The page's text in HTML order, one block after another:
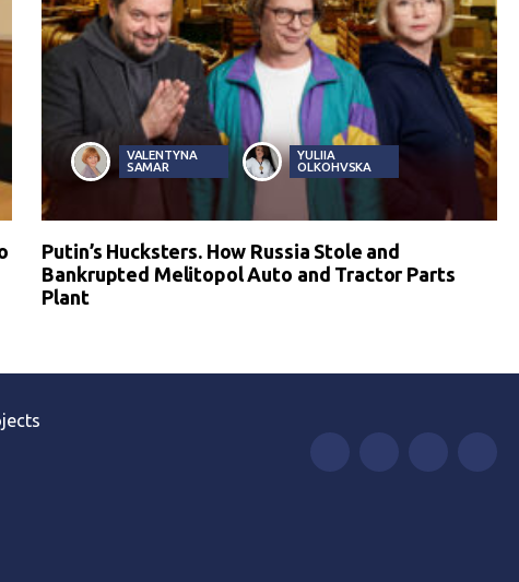
VALENTYNA
SAMAR
YULIIA
OLKOHVSKA
Putin’s Hucksters. How Russia Stole and
Bankrupted Melitopol Auto and Tractor Parts
Plant